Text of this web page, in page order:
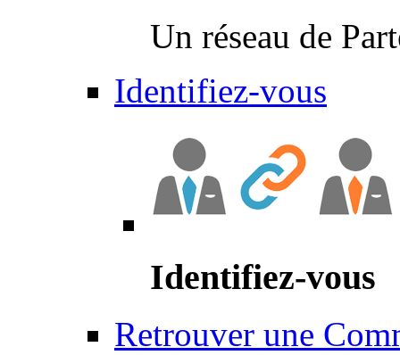
Un réseau de
Identifiez-vous
Identifiez-vous
Retrouver une